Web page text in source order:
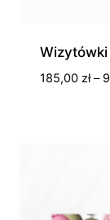
185,00 zł –